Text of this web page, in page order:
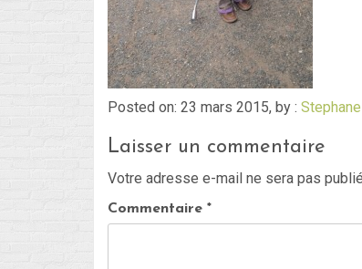
Posted on: 23 mars 2015, by : Stephane
Laisser un commentaire
Votre adresse e-mail ne sera pas
Commentaire *